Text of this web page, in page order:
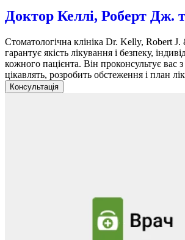
Доктор Келлі, Роберт Дж.
Стоматологічна клініка Dr. Kelly, Robert J.
гарантує якість лікування і безпеку,
кожного пацієнта. Він проконсультує вас
цікавлять, розробить обстеження і план
Консультація